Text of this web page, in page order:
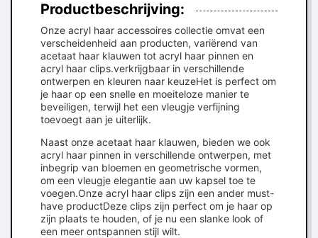
Productbeschrijving:
Onze acryl haar accessoires collectie omvat een
verscheidenheid aan producten, variërend van
acetaat haar klauwen tot acryl haar pinnen en
acryl haar clips.verkrijgbaar in verschillende
ontwerpen en kleuren naar keuzeHet is perfect om
je haar op een snelle en moeiteloze manier te
beveiligen, terwijl het een vleugje verfijning
toevoegt aan je uiterlijk.
Naast onze acetaat haar klauwen, bieden we ook
acryl haar pinnen in verschillende ontwerpen, met
inbegrip van bloemen en geometrische vormen,
om een vleugje elegantie aan uw kapsel toe te
voegen.Onze acryl haar clips zijn een ander must-
have productDeze clips zijn perfect om je haar op
zijn plaats te houden, of je nu een slanke look of
een meer ontspannen stijl wilt.